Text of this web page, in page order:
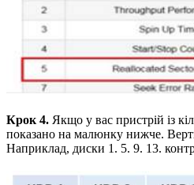
Крок 4. Якщо у вас пристрій із
показано на малюнку нижче.
Наприклад, диски 1. 5. 9. 13.